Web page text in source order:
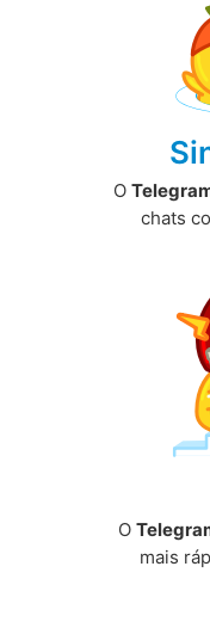
O
chats
O
mais